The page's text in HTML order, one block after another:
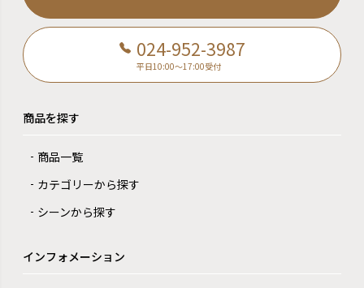
024-952-3987
平日10:00～17:00受付
商品を探す
商品一覧
カテゴリーから探す
シーンから探す
インフォメーション